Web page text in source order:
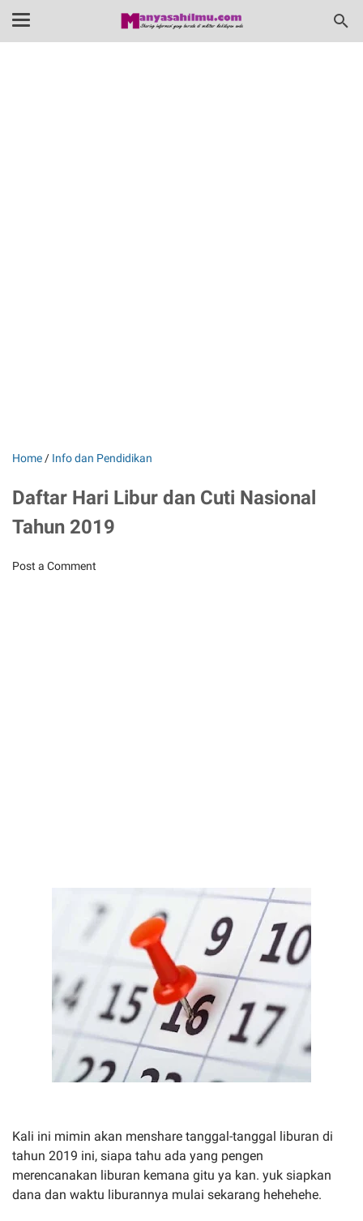
Home / Info dan Pendidikan
Daftar Hari Libur dan Cuti Nasional
Tahun 2019
Post a Comment
Kali ini mimin akan menshare tanggal-tanggal liburan di
tahun 2019 ini, siapa tahu ada yang pengen
merencanakan liburan kemana gitu ya kan. yuk siapkan
dana dan waktu liburannya mulai sekarang hehehehe.